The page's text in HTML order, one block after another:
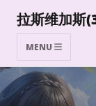
拉斯维加斯
MENU